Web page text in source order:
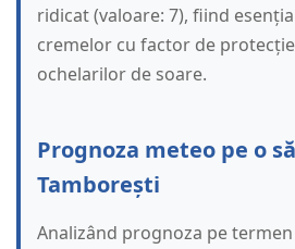
ridicat (valoare: 7), fiind
cremelor cu factor de
ochelarilor de soare.
Prognoza meteo pe o
Tamborești
Analizând prognoza pe